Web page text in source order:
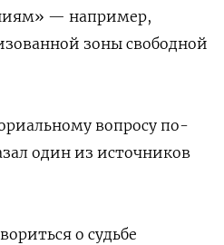
— например,
зоны свободной
вопросу по-
один из источников
о судьбе